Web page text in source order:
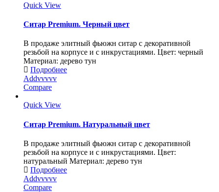
Quick View
Ситар Premium. Черный цвет
В продаже элитный фьюжн ситар с декоративной
резьбой на корпусе и с инкрустациями. Цвет: черный
Материал: дерево тун
Подробнее
Addvvvvv
Compare
Quick View
Ситар Premium. Натуральный цвет
В продаже элитный фьюжн ситар с декоративной
резьбой на корпусе и с инкрустациями. Цвет:
натуральный Материал: дерево тун
Подробнее
Addvvvvv
Compare